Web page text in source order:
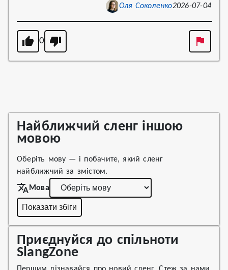
Оля Соколенко2026-07-04
0
Найближчий сленг іншою
мовою
Оберіть мову — і побачите, який сленг
найближчий за змістом.
Мова
Показати збіги
Приєднуйся до спільноти
SlangZone